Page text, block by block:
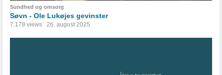
Sundhed og omsorg
Søvn - Ole Lukøjes gevinster
7.178 views 26. august 2025